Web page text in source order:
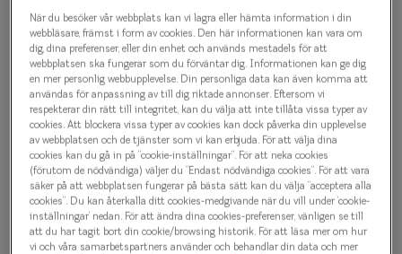
Taberg
Bold Geometry 0IY2337 C02
Glasögonbåge
1 000 kr
Välj färg:
Svart
När du besöker vår webbplats kan vi lagra eller hämta information i din
webbläsare, främst i form av cookies. Den här informationen kan vara om
dig, dina preferenser, eller din enhet och används mestadels för att
webbplatsen ska fungerar som du förväntar dig. Informationen kan ge dig
en mer personlig webbupplevelse. Din personliga data kan även komma att
användas för anpassning av till dig riktade annonser. Eftersom vi
respekterar din rätt till integritet, kan du välja att inte tillåta vissa typer av
cookies. Att blockera vissa typer av cookies kan dock påverka din upplevelse
av webbplatsen och de tjänster som vi kan erbjuda. För att välja dina
cookies kan du gå in på ”cookie-inställningar”. För att neka cookies
(förutom de nödvändiga) väljer du ”Endast nödvändiga cookies”. För att vara
säker på att webbplatsen fungerar på bästa sätt kan du välja ”acceptera alla
cookies”. Du kan återkalla ditt cookies-medgivande när du vill under ’cookie-
inställningar’ nedan. För att ändra dina cookies-preferenser, vänligen se till
att du har tagit bort din cookie/browsing historik. För att läsa mer om hur
vi och våra samarbetspartners använder och behandlar din data och mer